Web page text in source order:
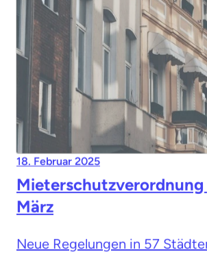
18. Februar 2025
Mieterschutzverordnung
März